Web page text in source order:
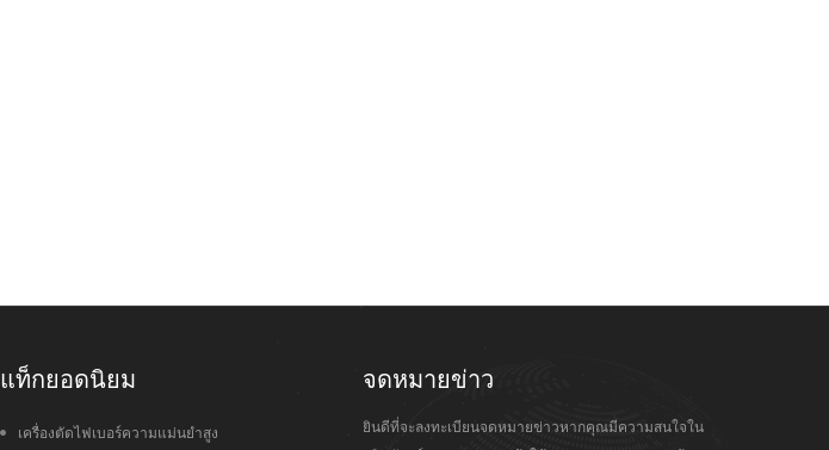
แท็กยอดนิยม
เครื่องตัดไฟเบอร์ความแม่นยำสูง
จดหมายข่าว
ยินดีที่จะลงทะเบียนจดหมายข่าวหากคุณมีความสนใจใน